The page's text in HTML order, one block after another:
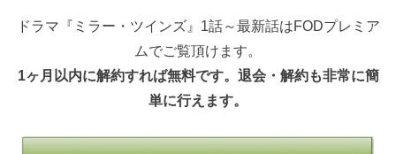
ドラマ『ミラー・ツインズ』1話～最新話はFODプレミア
ムでご覧頂けます。
1ヶ月以内に解約すれば無料です。退会・解約も非常に簡
単に行えます。